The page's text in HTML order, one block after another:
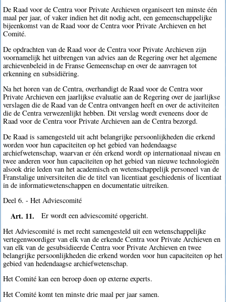
De Raad voor de Centra voor Private Archieven organiseert ten minste één
maal per jaar, of vaker indien het dit nodig acht, een gemeenschappelijke
bijeenkomst van de Raad voor de Centra voor Private Archieven en het
Comité.
De opdrachten van de Raad voor de Centra voor Private Archieven zijn
voornamelijk het uitbrengen van advies aan de Regering over het algemene
archievenbeleid in de Franse Gemeenschap en over de aanvragen tot
erkenning en subsidiëring.
Na het horen van de Centra, overhandigt de Raad voor de Centra voor
Private Archieven een jaarlijkse evaluatie aan de Regering over de jaarlijkse
verslagen die de Raad van de Centra ontvangen heeft en over de activiteiten
die de Centra verwezenlijkt hebben. Dit verslag wordt eveneens door de
Raad voor de Centra voor Private Archieven aan de Centra bezorgd.
De Raad is samengesteld uit acht belangrijke persoonlijkheden die erkend
worden voor hun capaciteiten op het gebied van hedendaagse
archiefwetenschap, waarvan er één erkend wordt op internationaal niveau en
twee anderen voor hun capaciteiten op het gebied van nieuwe technologieën
alsook drie leden van het academisch en wetenschappelijk personeel van de
Franstalige universiteiten die de titel van licentiaat geschiedenis of licentiaat
in de informatiewetenschappen en documentatie uitreiken.
Deel 6. - Het Adviescomité
Art. 11.
Er wordt een adviescomité opgericht.
Het Adviescomité is met recht samengesteld uit een wetenschappelijke
vertegenwoordiger van elk van de erkende Centra voor Private Archieven en
van elk van de gesubsidieerde Centra voor Private Archieven en twee
belangrijke persoonlijkheden die erkend worden voor hun capaciteiten op het
gebied van hedendaagse archiefwetenschap.
Het Comité kan een beroep doen op externe experts.
Het Comité komt ten minste drie maal per jaar samen.